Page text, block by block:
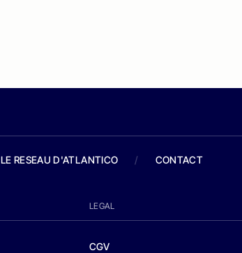
LE RESEAU D'ATLANTICO / CONTACT
LEGAL
CGV